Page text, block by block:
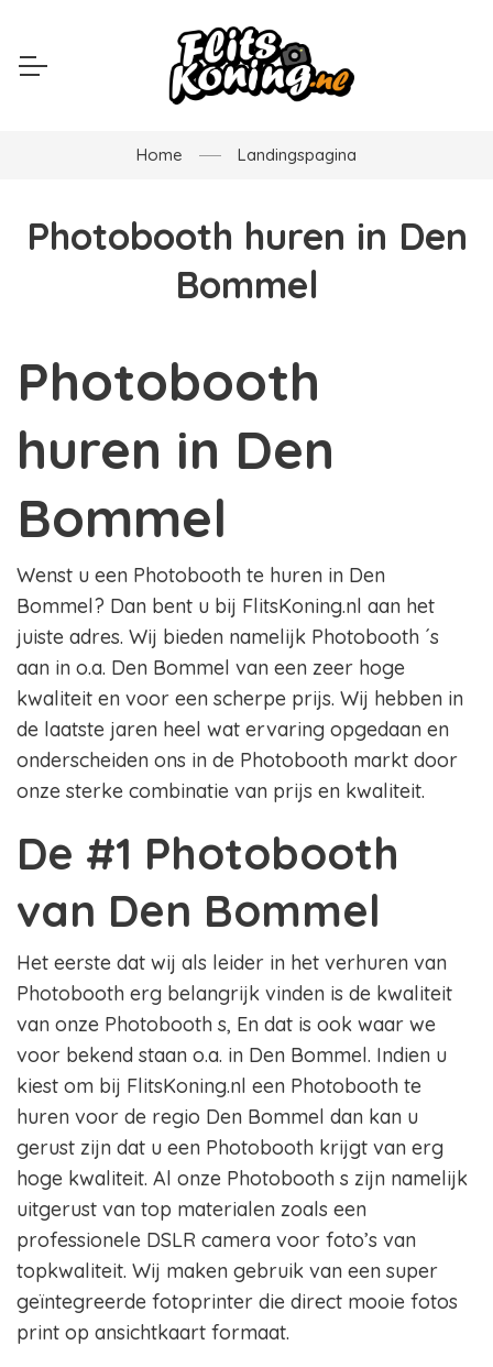
Home Landingspagina
Photobooth huren in Den
Bommel
Photobooth
huren in Den
Bommel
Wenst u een Photobooth te huren in Den
Bommel? Dan bent u bij FlitsKoning.nl aan het
juiste adres. Wij bieden namelijk Photobooth ´s
aan in o.a. Den Bommel van een zeer hoge
kwaliteit en voor een scherpe prijs. Wij hebben in
de laatste jaren heel wat ervaring opgedaan en
onderscheiden ons in de Photobooth markt door
onze sterke combinatie van prijs en kwaliteit.
De #1 Photobooth
van Den Bommel
Het eerste dat wij als leider in het verhuren van
Photobooth erg belangrijk vinden is de kwaliteit
van onze Photobooth s, En dat is ook waar we
voor bekend staan o.a. in Den Bommel. Indien u
kiest om bij FlitsKoning.nl een Photobooth te
huren voor de regio Den Bommel dan kan u
gerust zijn dat u een Photobooth krijgt van erg
hoge kwaliteit. Al onze Photobooth s zijn namelijk
uitgerust van top materialen zoals een
professionele DSLR camera voor foto’s van
topkwaliteit. Wij maken gebruik van een super
geïntegreerde fotoprinter die direct mooie fotos
print op ansichtkaart formaat.